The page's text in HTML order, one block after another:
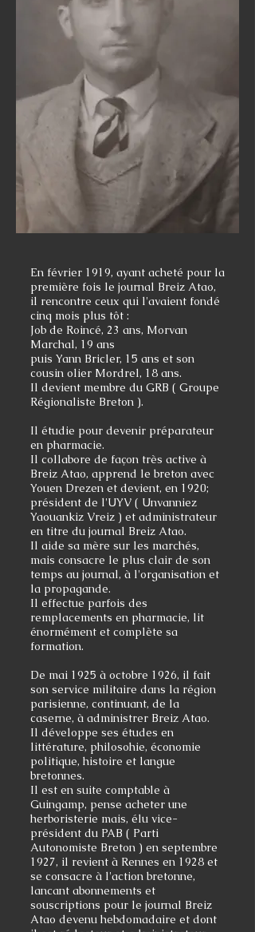
En février 1919, ayant acheté pour la
première fois le journal Breiz Atao,
il rencontre ceux qui l'avaient fondé
cinq mois plus tôt :
Job de Roincé, 23 ans, Morvan
Marchal, 19 ans
puis Yann Bricler, 15 ans et son
cousin olier Mordrel, 18 ans.
Il devient membre du GRB ( Groupe
Régionaliste Breton ).
Il étudie pour devenir préparateur
en pharmacie.
Il collabore de façon très active à
Breiz Atao, apprend le breton avec
Youen Drezen et devient, en 1920;
président de l'UYV ( Unvanniez
Yaouankiz Vreiz ) et administrateur
en titre du journal Breiz Atao.
Il aide sa mère sur les marchés,
mais consacre le plus clair de son
temps au journal, à l'organisation et
la propagande.
Il effectue parfois des
remplacements en pharmacie, lit
énormément et complète sa
formation.
De mai 1925 à octobre 1926, il fait
son service militaire dans la région
parisienne, continuant, de la
caserne, à administrer Breiz Atao.
Il développe ses études en
littérature, philosohie, économie
politique, histoire et langue
bretonnes.
Il est en suite comptable à
Guingamp, pense acheter une
herboristerie mais, élu vice-
président du PAB ( Parti
Autonomiste Breton ) en septembre
1927, il revient à Rennes en 1928 et
se consacre à l'action bretonne,
lancant abonnements et
souscriptions pour le journal Breiz
Atao devenu hebdomadaire et dont